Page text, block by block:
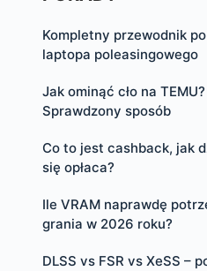
Kompletny przewodnik
laptopa poleasingowego
Jak ominąć cło na TEMU?
Sprawdzony sposób
Co to jest cashback, jak
się opłaca?
Ile VRAM naprawdę
grania w 2026 roku?
DLSS vs FSR vs XeSS –